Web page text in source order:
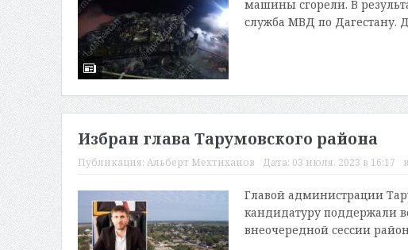
машины сгорели. В
служба МВД по Дагестану.
Избран глава Тарумовского района
Публикация: Альберт Мехтиханов Дата: 03 июля, 2023 в 16:17
Главой администрации
кандидатуру поддержали
внеочередной сессии